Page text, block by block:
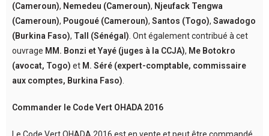
(Cameroun), Nemedeu (Cameroun), Njeufack Tengwa
(Cameroun), Pougoué (Cameroun), Santos (Togo), Sawadogo
(Burkina Faso), Tall (Sénégal) . Ont également contribué à cet
ouvrage MM. Bonzi et Yayé (juges à la CCJA), Me Botokro
(avocat, Togo) et M. Séré (expert-comptable, commissaire
aux comptes, Burkina Faso)
Commander le Code Vert OHADA 2016